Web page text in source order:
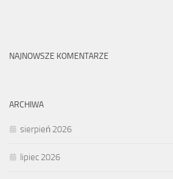
NAJNOWSZE KOMENTARZE
ARCHIWA
sierpień 2026
lipiec 2026